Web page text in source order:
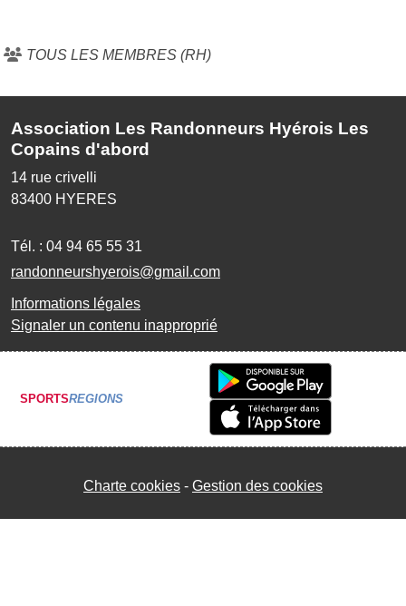
TOUS LES MEMBRES (RH)
Association Les Randonneurs Hyérois Les
Copains d'abord
14 rue crivelli
83400 HYERES
Tél. : 04 94 65 55 31
randonneurshyerois@gmail.com
Informations légales
Signaler un contenu inapproprié
SPORTSREGIONS
Charte cookies Gestion des cookies